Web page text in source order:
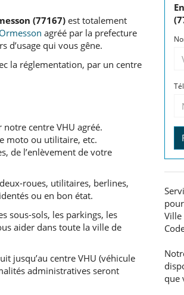
(77167) est totalement
agréé par la prefecture
d’usage qui vous gêne.
la réglementation, par un centre
centre VHU agréé.
moto ou utilitaire, etc.
de l’enlèvement de votre
roues, utilitaires, berlines,
ou en bon état.
sous-sols, les parkings, les
aider dans toute la ville de
jusqu’au centre VHU (véhicule
administratives seront
Ville
que